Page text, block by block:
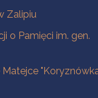
Zalipiu
o Pamięci im. gen.